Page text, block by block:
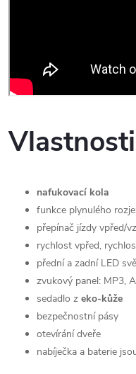
nafukovací kola
funkce plynulého
přepínač jízdy vpřed/
rychlost vpřed,
přední a zadní LED
zvukový panel: MP3,
sedadlo z eko-kůže
bezpečnostní pásy
otevírání dveře
nabíječka a baterie